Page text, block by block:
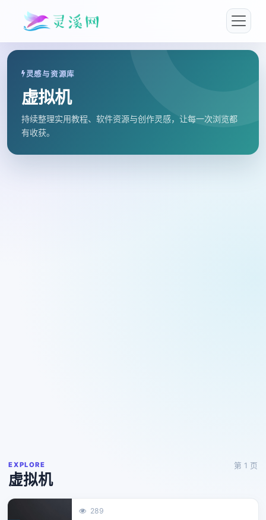
灵感与资源库
虚拟机
持续整理实用教程、软件资源与创作灵感，让每一次浏览都
有收获。
EXPLORE
虚拟机
第 1 页
289